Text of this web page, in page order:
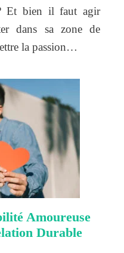
Et bien il faut agir
dans sa zone de
la passion…
Amoureuse
Durable